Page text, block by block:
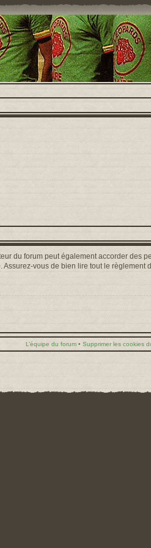
du forum peut également accorder des
vous de bien lire tout le règlement
L’équipe du forum • Supprimer les cookies